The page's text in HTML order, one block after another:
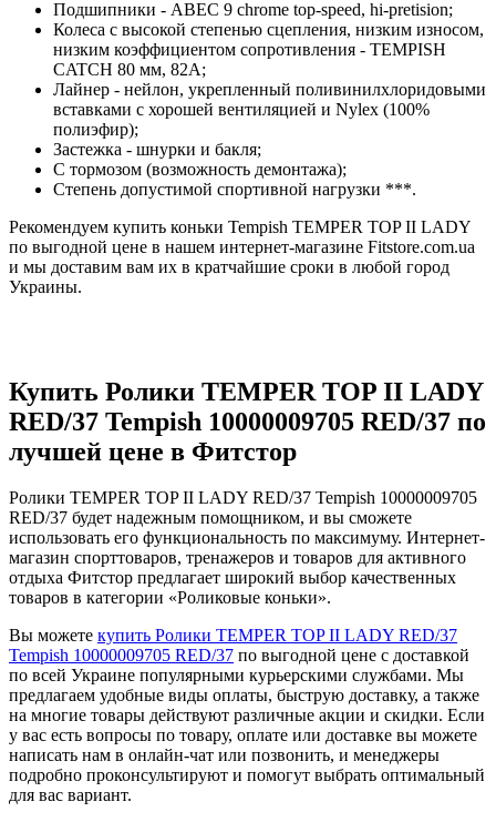
Подшипники - ABEC 9 chrome top-speed, hi-pretision;
Колеса с высокой степенью сцепления, низким износом,
низким коэффициентом сопротивления - TEMPISH
CATCH 80 мм, 82A;
Лайнер - нейлон, укрепленный поливинилхлоридовыми
вставками с хорошей вентиляцией и Nylex (100%
полиэфир);
Застежка - шнурки и бакля;
С тормозом (возможность демонтажа);
Степень допустимой спортивной нагрузки ***.
Рекомендуем купить коньки Tempish TEMPER TOP II LADY
по выгодной цене в нашем интернет-магазине Fitstore.com.ua
и мы доставим вам их в кратчайшие сроки в любой город
Украины.
Купить Ролики TEMPER TOP II LADY
RED/37 Tempish 10000009705 RED/37 по
лучшей цене в Фитстор
Ролики TEMPER TOP II LADY RED/37 Tempish 10000009705
RED/37 будет надежным помощником, и вы сможете
использовать его функциональность по максимуму. Интернет-
магазин спорттоваров, тренажеров и товаров для активного
отдыха Фитстор предлагает широкий выбор качественных
товаров в категории «Роликовые коньки».
Вы можете купить Ролики TEMPER TOP II LADY RED/37
Tempish 10000009705 RED/37 по выгодной цене с доставкой
по всей Украине популярными курьерскими службами. Мы
предлагаем удобные виды оплаты, быструю доставку, а также
на многие товары действуют различные акции и скидки. Если
у вас есть вопросы по товару, оплате или доставке вы можете
написать нам в онлайн-чат или позвонить, и менеджеры
подробно проконсультируют и помогут выбрать оптимальный
для вас вариант.